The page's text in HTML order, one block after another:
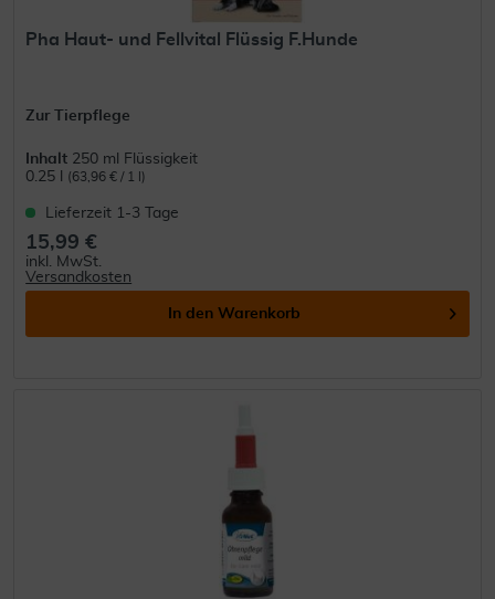
Pha Haut- und Fellvital Flüssig F.Hunde
Zur Tierpflege
Inhalt 250 ml Flüssigkeit
0.25 l
(63,96 € / 1 l)
Lieferzeit 1-3 Tage
15,99 €
inkl. MwSt.
Versandkosten
In den Warenkorb